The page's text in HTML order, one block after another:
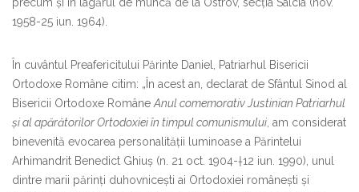
1958-25 iun. 1964).
În cuvântul Preafericitului Părinte Daniel, Patriarhul Bisericii
Ortodoxe Române citim: „În acest an, declarat de Sfântul Sinod al
Bisericii Ortodoxe Române Anul comemorativ Justinian Patriarhul
şi al apărătorilor Ortodoxiei în timpul comunismului , am considerat
binevenită evocarea personalității luminoase a Părintelui
Arhimandrit Benedict Ghiuș (n. 21 oct. 1904-†12 iun. 1990), unul
dintre marii părinți duhovnicești ai Ortodoxiei românești și